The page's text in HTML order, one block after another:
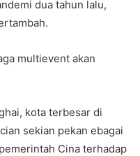
dua tahun lalu,
multievent akan
kota terbesar di
sekian pekan ebagai
Cina terhadap